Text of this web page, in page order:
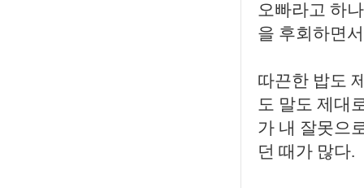
오빠라고 하
을 후회하면
따끈한 밥도
도 말도 제대
가 내 잘못으
던 때가 많다.